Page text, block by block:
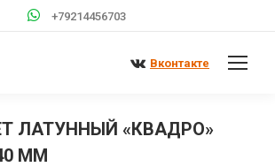
+79214456703
Вконтакте
ЛАТУННЫЙ «КВАДРО»
ММ